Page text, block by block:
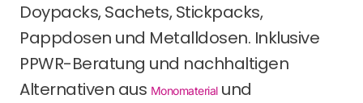
Doypacks, Sachets, Stickpacks,
Pappdosen und Metalldosen. Inklusive
PPWR-Beratung und nachhaltigen
Alternativen aus Monomaterialund